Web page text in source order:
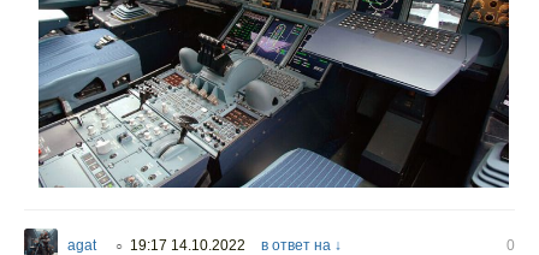
agat ○ 19:17 14.10.2022 в ответ на ↓
0